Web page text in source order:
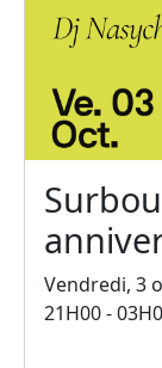
Vendredi, 3
21H00 -